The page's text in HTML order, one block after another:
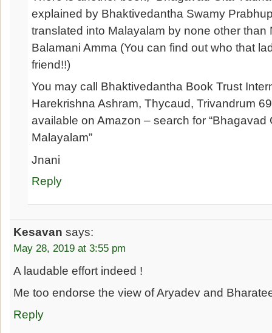
explained by Bhaktivedantha Swamy
translated into Malayalam by none other than
Balamani Amma (You can find out who that
friend!!)
You may call Bhaktivedantha Book Trust
Harekrishna Ashram, Thycaud, Trivandrum
available on Amazon – search for “Bhagavad
Malayalam”
Jnani
Reply
Kesavan says:
May 28, 2019 at 3:55 pm
A laudable effort indeed !
Me too endorse the view of Aryadev and
Reply